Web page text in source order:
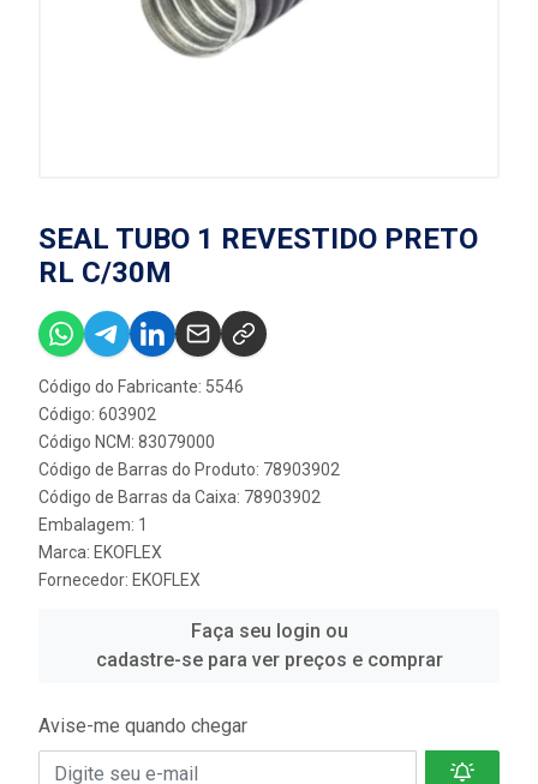
SEAL TUBO 1 REVESTIDO PRETO
RL C/30M
Código do Fabricante: 5546
Código: 603902
Código NCM: 83079000
Código de Barras do Produto: 78903902
Código de Barras da Caixa: 78903902
Embalagem: 1
Marca: EKOFLEX
Fornecedor: EKOFLEX
Faça seu login ou
cadastre-se para ver preços e comprar
Avise-me quando chegar